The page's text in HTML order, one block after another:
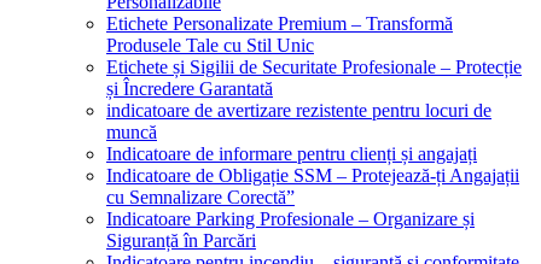
Etichete Personalizate Premium – Transformă
Produsele Tale cu Stil Unic
Etichete și Sigilii de Securitate Profesionale – Protecție
și Încredere Garantată
indicatoare de avertizare rezistente pentru locuri de
muncă
Indicatoare de informare pentru clienți și angajați
Indicatoare de Obligație SSM – Protejează-ți Angajații
cu Semnalizare Corectă”
Indicatoare Parking Profesionale – Organizare și
Siguranță în Parcări